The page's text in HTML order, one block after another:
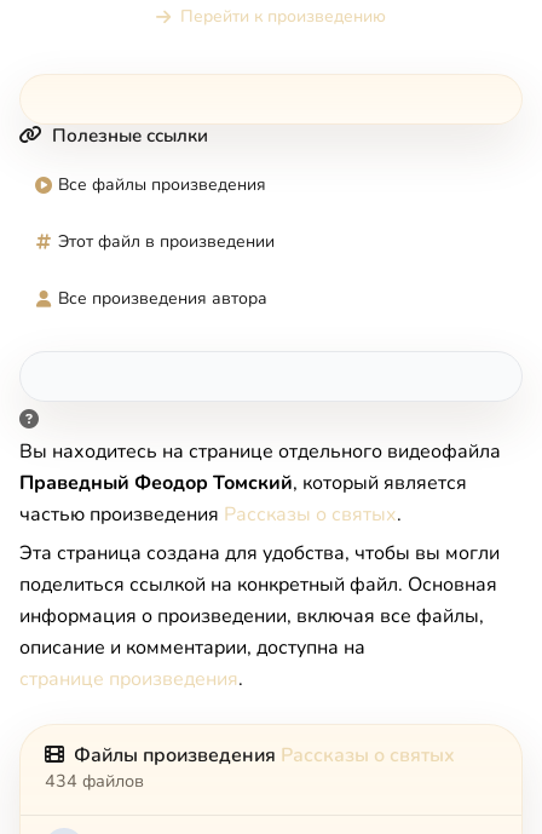
Перейти к произведению
Полезные ссылки
Все файлы произведения
Этот файл в произведении
Все произведения автора
Вы находитесь на странице отдельного видеофайла
Праведный Феодор Томский, который является
частью произведения Рассказы о святых.
Эта страница создана для удобства, чтобы вы могли
поделиться ссылкой на конкретный файл. Основная
информация о произведении, включая все файлы,
описание и комментарии, доступна на
странице произведения.
Файлы произведения Рассказы о святых
434 файлов